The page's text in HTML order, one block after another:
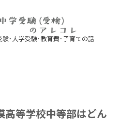
･大学受験･教育費･子育ての話
高等学校中等部はどん